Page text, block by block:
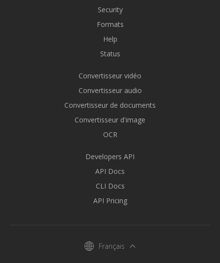
Security
Formats
Help
Status
Convertisseur vidéo
Convertisseur audio
Convertisseur de documents
Convertisseur d'image
OCR
Developers API
API Docs
CLI Docs
API Pricing
Français